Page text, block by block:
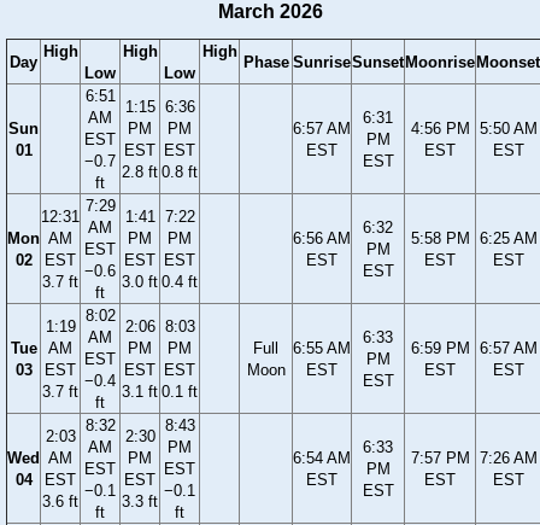
March 2026
Day
High
Low
High
Low
High
Phase SunriseSunset Moonrise Moonset
Sun
01
6:51
AM
EST
−0.7
ft
1:15
PM
EST
2.8 ft
6:36
PM
EST
0.8 ft
6:57 AM
EST
6:31
PM
EST
4:56 PM
EST
5:50 AM
EST
Mon
02
12:31
AM
EST
3.7 ft
7:29
AM
EST
−0.6
ft
1:41
PM
EST
3.0 ft
7:22
PM
EST
0.4 ft
6:56 AM
EST
6:32
PM
EST
5:58 PM
EST
6:25 AM
EST
Tue
03
1:19
AM
EST
3.7 ft
8:02
AM
EST
−0.4
ft
2:06
PM
EST
3.1 ft
8:03
PM
EST
0.1 ft
Full
Moon
6:55 AM
EST
6:33
PM
EST
6:59 PM
EST
6:57 AM
EST
Wed
04
2:03
AM
EST
3.6 ft
8:32
AM
EST
−0.1
ft
2:30
PM
EST
3.3 ft
8:43
PM
EST
−0.1
ft
6:54 AM
EST
6:33
PM
EST
7:57 PM
EST
7:26 AM
EST